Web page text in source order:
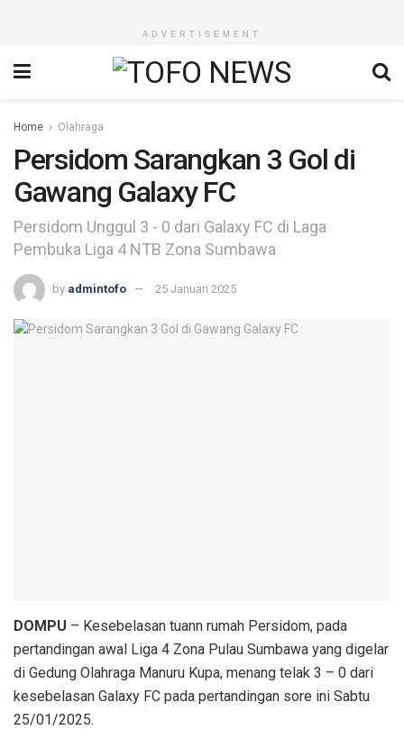
ADVERTISEMENT
Home Olahraga
Persidom Sarangkan 3 Gol di
Gawang Galaxy FC
Persidom Unggul 3 - 0 dari Galaxy FC di Laga
Pembuka Liga 4 NTB Zona Sumbawa
by admintofo 25 Januari 2025
DOMPU – Kesebelasan tuann rumah Persidom, pada
pertandingan awal Liga 4 Zona Pulau Sumbawa yang digelar
di Gedung Olahraga Manuru Kupa, menang telak 3 – 0 dari
kesebelasan Galaxy FC pada pertandingan sore ini Sabtu
25/01/2025.